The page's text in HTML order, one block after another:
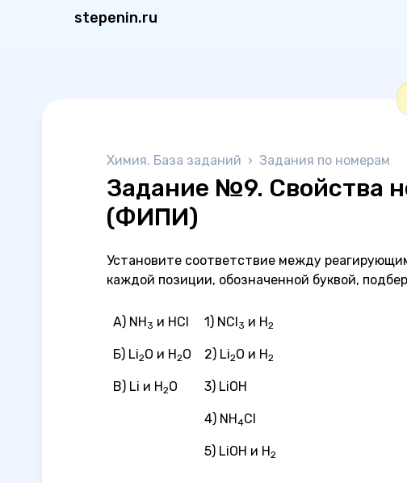
stepenin.ru
Химия. База заданий › Задания по номерам
Задание №9. Свойства
(ФИПИ)
Установите соответствие между
каждой позиции, обозначенной буквой,
А) NH3 и HCl
Б) Li2O и H2O
В) Li и H2O
1) NCl3 и H2
2) Li2O и H2
3) LiOH
4) NH4Cl
5) LiOH и H2